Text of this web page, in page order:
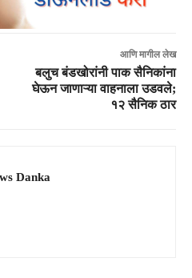
आणि मागील लेख
बलुच बंडखोरांनी पाक सैनिकांना
घेऊन जाणाऱ्या वाहनाला उडवले;
१२ सैनिक ठार
Danka